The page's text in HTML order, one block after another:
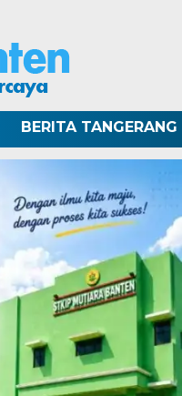
BERITA TANGERANG